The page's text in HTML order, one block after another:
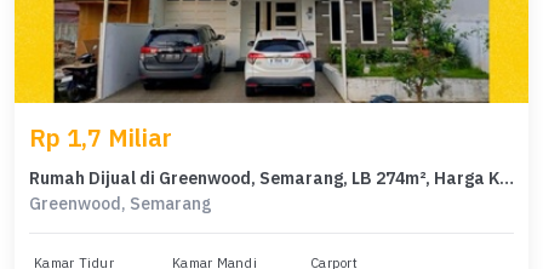
Rp 1,7 Miliar
Rumah Dijual di Greenwood, Semarang, LB 274m², Harga Kompetitif!
Greenwood, Semarang
Kamar Tidur Kamar Mandi Carport